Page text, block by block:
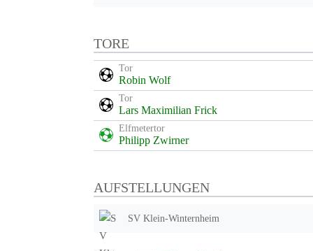
TORE
Tor
Robin Wolf
Tor
Lars Maximilian Frick
Elfmetertor
Philipp Zwirner
AUFSTELLUNGEN
SV Klein-Winternheim